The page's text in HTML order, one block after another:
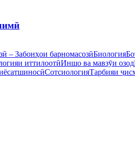
– Забонҳои барномасозӣБиология
иттилоотӣИншо ва мавзӯи озод
СотсиологияТарбияи